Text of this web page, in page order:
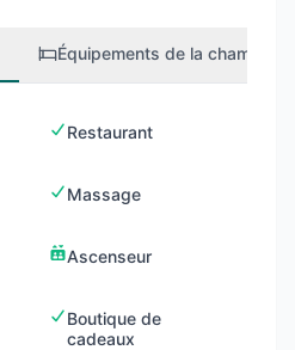
Équipements de la chambre
Restaurant
Massage
Ascenseur
Boutique de
cadeaux